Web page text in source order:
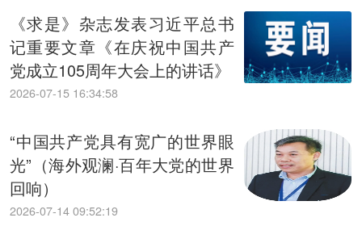
《求是》杂志发表习近平总书
记重要文章《在庆祝中国共产
党成立105周年大会上的讲话》
2026-07-15 16:34:58
“中国共产党具有宽广的世界眼
光”（海外观澜·百年大党的世界
回响）
2026-07-14 09:52:19